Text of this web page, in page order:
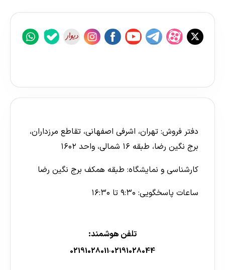
دفتر فروش: تهران، اشرفی اصفهانی، تقاطع مرزداران،
برج نگین رضا، طبقه ۱۶ شمالی، واحد ۱۶۰۲
کارشناسی و نمایشگاه: طبقه همکف برج نگین رضا
ساعات پاسخگویی: ۹:۳۰ تا ۱۶:۳۰
تلفن هوشمند:
02191028011-02191028044